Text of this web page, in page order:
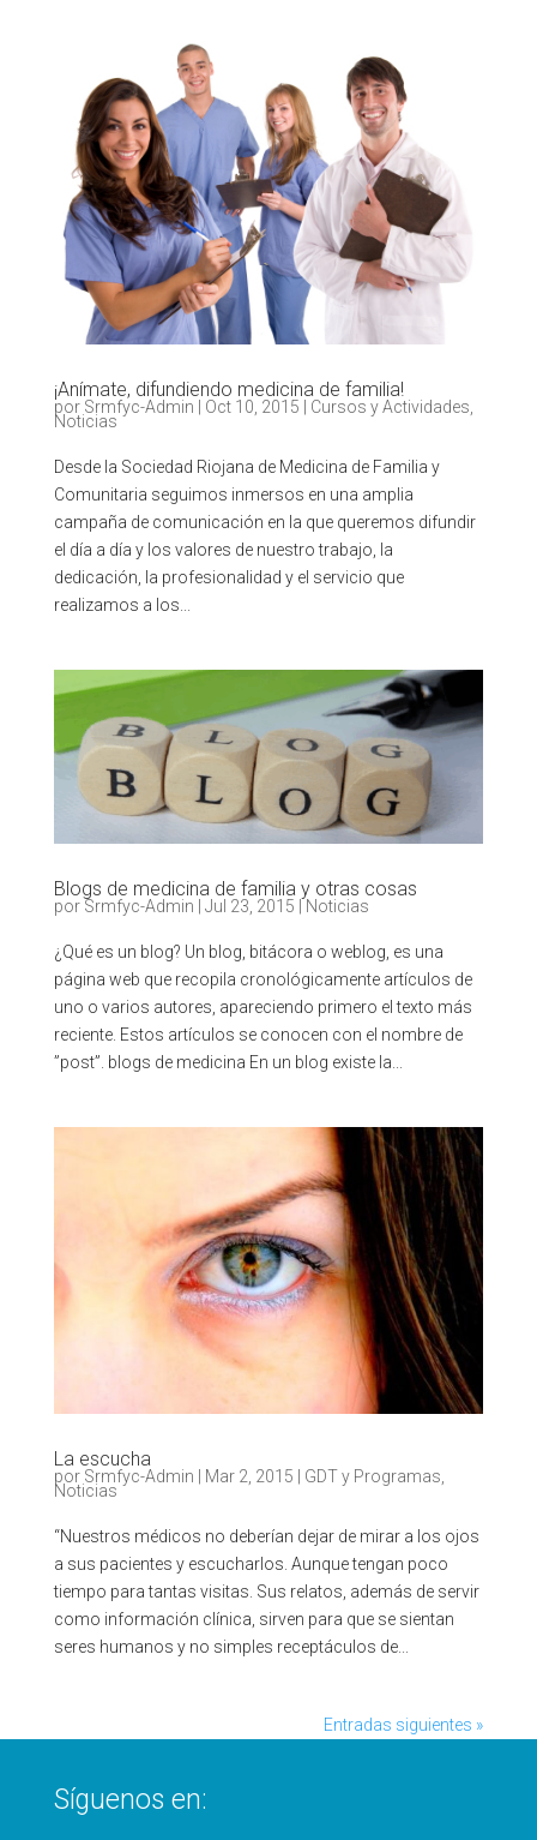
¡Anímate, difundiendo medicina de familia!
por Srmfyc-Admin Oct 10, 2015 Cursos y Actividades
Noticias
Desde la Sociedad Riojana de Medicina de Familia y
Comunitaria seguimos inmersos en una amplia
campaña de comunicación en la que queremos difundir
el día a día y los valores de nuestro trabajo, la
dedicación, la profesionalidad y el servicio que
realizamos a los...
Blogs de medicina de familia y otras cosas
por Srmfyc-Admin Jul 23, 2015 Noticias
¿Qué es un blog? Un blog, bitácora o weblog, es una
página web que recopila cronológicamente artículos de
uno o varios autores, apareciendo primero el texto más
reciente. Estos artículos se conocen con el nombre de
”post”. blogs de medicina En un blog existe la...
La escucha
por Srmfyc-Admin Mar 2, 2015 GDT y Programas
Noticias
“Nuestros médicos no deberían dejar de mirar a los ojos
a sus pacientes y escucharlos. Aunque tengan poco
tiempo para tantas visitas. Sus relatos, además de servir
como información clínica, sirven para que se sientan
seres humanos y no simples receptáculos de...
Entradas siguientes »
Síguenos en: